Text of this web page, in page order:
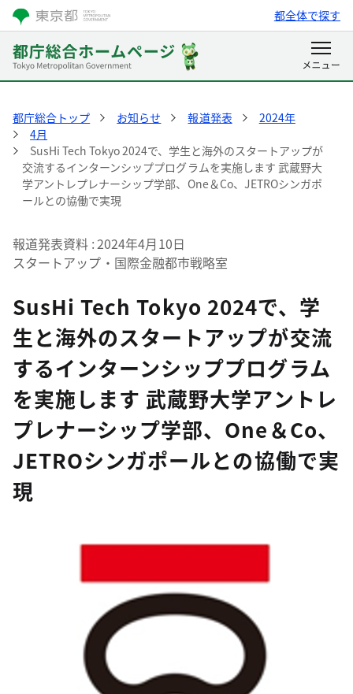
都全体で探す
都庁総合トップ お知らせ 報道発表
2024年
4月
SusHi Tech Tokyo 2024で、学生と海外のスタートアップが
交流するインターンシッププログラムを実施します 武蔵野大
学アントレプレナーシップ学部、One＆Co、JETROシンガポ
ールとの協働で実現
報道発表資料 2024年4月10日
スタートアップ・国際金融都市戦略室
SusHi Tech Tokyo 2024で、学
生と海外のスタートアップが交流
するインターンシッププログラム
を実施します 武蔵野大学アントレ
プレナーシップ学部、One＆Co、
JETROシンガポールとの協働で実
現